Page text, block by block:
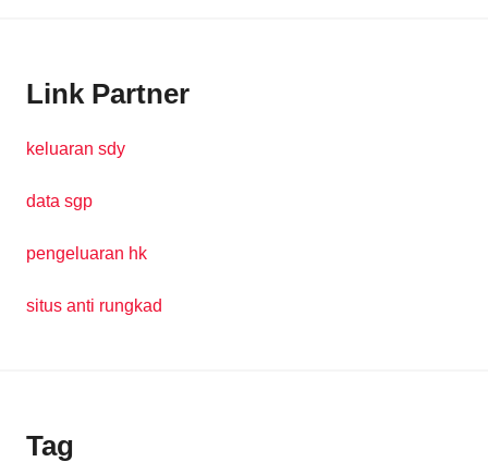
Link Partner
keluaran sdy
data sgp
pengeluaran hk
situs anti rungkad
Tag